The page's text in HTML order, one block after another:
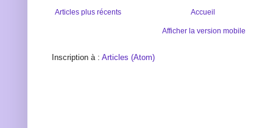
Articles plus récents Accueil
Afficher la version mobile
Inscription à : Articles (Atom)